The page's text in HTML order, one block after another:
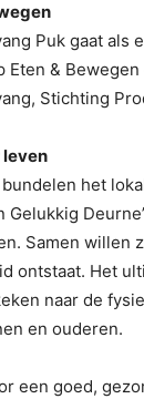
Puk gaat als
Eten &
Stichting
leven
het
Gelukkig
Samen willen
ontstaat. Het
naar de
en ouderen.
een goed,